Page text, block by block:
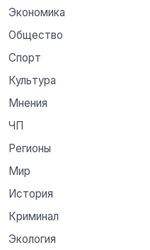
Экономика
Общество
Спорт
Культура
Мнения
ЧП
Регионы
Мир
История
Криминал
Экология